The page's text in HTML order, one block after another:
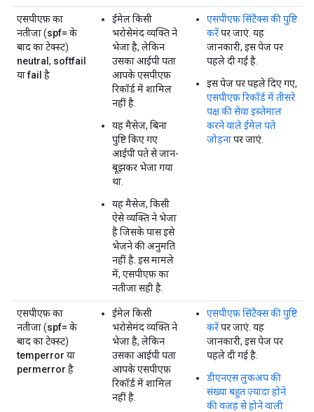
एसपीएफ़ का
नतीजा (spf= के
बाद का टेक्स्ट)
neutral , softfail
याfail है
ईमेल किसी
भरोसेमंद व्यक्ति ने
भेजा है, लेकिन
उसका आईपी पता
आपके एसपीएफ़
रिकॉर्ड में शामिल
नहीं है.
यह मैसेज, बिना
पुष्टि किए गए
आईपी पते से जान-
बूझकर भेजा गया
था.
यह मैसेज, किसी
ऐसे व्यक्ति ने भेजा
है जिसके पास इसे
भेजने की अनुमति
नहीं है. इस मामले
में, एसपीएफ़ का
नतीजा सही है.
एसपीएफ़ सिंटैक्स की पुष्टि
करेंपर जाएं. यह
जानकारी, इस पेज पर
पहले दी गई है.
इस पेज पर पहले दिए गए,
एसपीएफ़ रिकॉर्ड में तीसरे
पक्ष की सेवा इस्तेमाल
करने वाले ईमेल पते
जोड़नापर जाएं.
एसपीएफ़ का
नतीजा (spf= के
बाद का टेक्स्ट)
temperror या
permerror है
ईमेल किसी
भरोसेमंद व्यक्ति ने
भेजा है, लेकिन
उसका आईपी पता
आपके एसपीएफ़
रिकॉर्ड में शामिल
नहीं है.
एसपीएफ़ सिंटैक्स की पुष्टि
करेंपर जाएं. यह
जानकारी, इस पेज पर
पहले दी गई है.
डीएनएस लुकअप की
संख्या बहुत ज़्यादा होने
की वजह से होने वाली